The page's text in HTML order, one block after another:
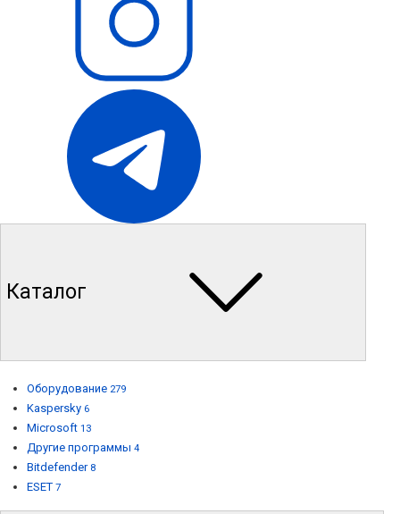
Каталог
Оборудование 279
Kaspersky 6
Microsoft 13
Другие программы 4
Bitdefender 8
ESET 7